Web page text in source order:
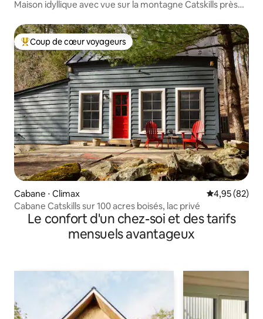
Maison idyllique avec vue sur la montagne Catskills près
Coups de cœur voyageurs les plus appréciés
Coup de cœur voyageurs
Cabane ⋅ Climax Évaluation
4,95 (82)
Cabane Catskills sur 100 acres boisés, lac privé
Le confort d'un chez-soi et des tarifs
mensuels avantageux